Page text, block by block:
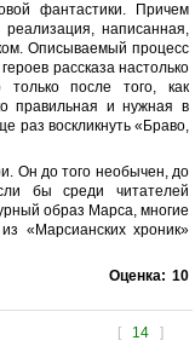
фантастики. Причем
написанная,
Описываемый процесс
рассказа настолько
только после того, как
правильная и нужная в
раз воскликнуть «Браво,
Он до того необычен, до
бы среди читателей
образ Марса, многие
«Марсианских хроник»
Оценка: 10
[ 14 ]